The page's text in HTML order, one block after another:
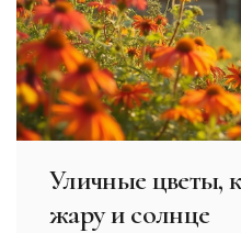
Уличные цветы,
жару и солнце